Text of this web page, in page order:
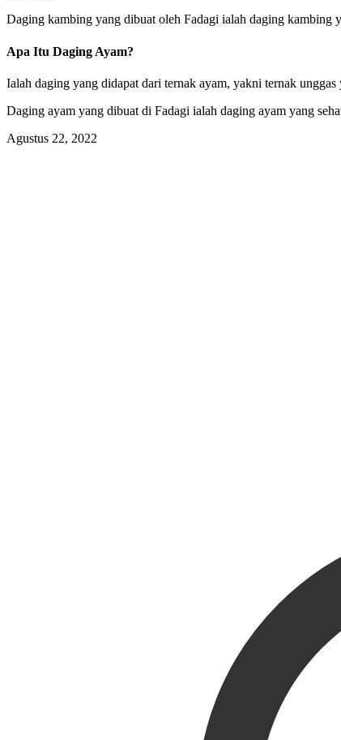
Daging kambing yang dibuat oleh Fadagi ialah daging kambing
Apa Itu Daging Ayam?
Ialah daging yang didapat dari ternak ayam, yakni ternak
Daging ayam yang dibuat di Fadagi ialah daging ayam yang
Agustus 22, 2022